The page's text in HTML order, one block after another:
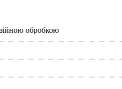
обробкою